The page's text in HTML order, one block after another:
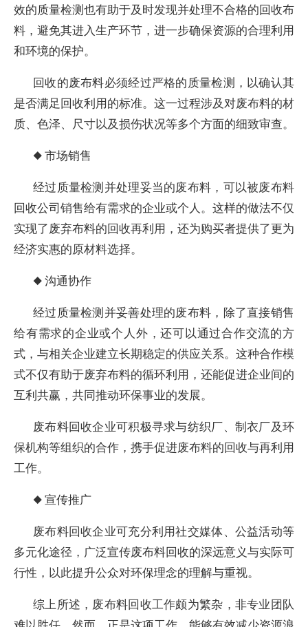
效的质量检测也有助于及时发现并处理不合格的回收布
料，避免其进入生产环节，进一步确保资源的合理利用
和环境的保护。
回收的废布料必须经过严格的质量检测，以确认其
是否满足回收利用的标准。这一过程涉及对废布料的材
质、色泽、尺寸以及损伤状况等多个方面的细致审查。
◆ 市场销售
经过质量检测并处理妥当的废布料，可以被废布料
回收公司销售给有需求的企业或个人。这样的做法不仅
实现了废弃布料的回收再利用，还为购买者提供了更为
经济实惠的原材料选择。
◆ 沟通协作
经过质量检测并妥善处理的废布料，除了直接销售
给有需求的企业或个人外，还可以通过合作交流的方
式，与相关企业建立长期稳定的供应关系。这种合作模
式不仅有助于废弃布料的循环利用，还能促进企业间的
互利共赢，共同推动环保事业的发展。
废布料回收企业可积极寻求与纺织厂、制衣厂及环
保机构等组织的合作，携手促进废布料的回收与再利用
工作。
◆ 宣传推广
废布料回收企业可充分利用社交媒体、公益活动等
多元化途径，广泛宣传废布料回收的深远意义与实际可
行性，以此提升公众对环保理念的理解与重视。
综上所述，废布料回收工作颇为繁杂，非专业团队